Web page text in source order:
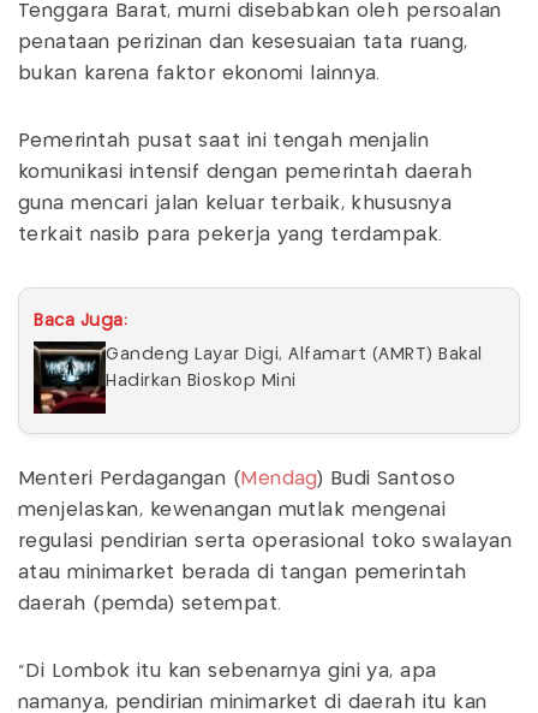
Tenggara Barat, murni disebabkan oleh persoalan
penataan perizinan dan kesesuaian tata ruang,
bukan karena faktor ekonomi lainnya.
Pemerintah pusat saat ini tengah menjalin
komunikasi intensif dengan pemerintah daerah
guna mencari jalan keluar terbaik, khususnya
terkait nasib para pekerja yang terdampak.
Baca Juga:
Gandeng Layar Digi, Alfamart (AMRT) Bakal
Hadirkan Bioskop Mini
Menteri Perdagangan ( Mendag) Budi Santoso
menjelaskan, kewenangan mutlak mengenai
regulasi pendirian serta operasional toko swalayan
atau minimarket berada di tangan pemerintah
daerah (pemda) setempat.
“Di Lombok itu kan sebenarnya gini ya, apa
namanya, pendirian minimarket di daerah itu kan